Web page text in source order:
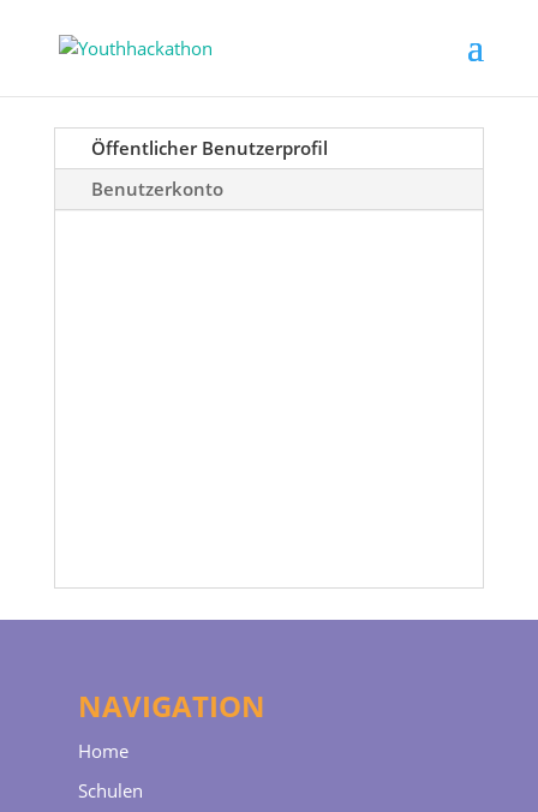
Öffentlicher Benutzerprofil
Benutzerkonto
NAVIGATION
Home
Schulen